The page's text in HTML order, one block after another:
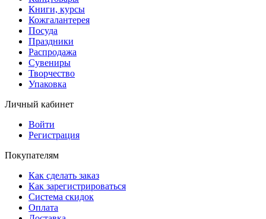
Книги, курсы
Кожгалантерея
Посуда
Праздники
Распродажа
Сувениры
Творчество
Упаковка
Личный кабинет
Войти
Регистрация
Покупателям
Как сделать заказ
Как зарегистрироваться
Система скидок
Оплата